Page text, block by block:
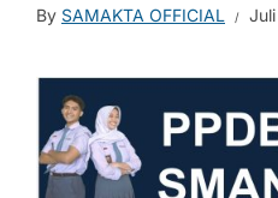
By SAMAKTA OFFICIAL